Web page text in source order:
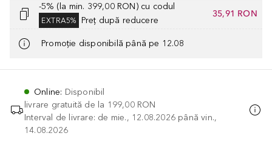
-5% (la min. 399,00 RON) cu codul
EXTRA5% Preț după reducere
35,91 RON
Promoție disponibilă până pe 12.08
Online: Disponibil
livrare gratuită de la 199,00 RON
Interval de livrare: de mie., 12.08.2026 până vin.,
14.08.2026